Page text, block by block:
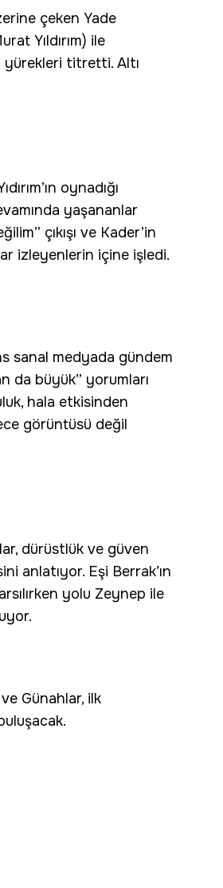
çeken Yade
Yıldırım) ile
yürekleri titretti. Altı
oynadığı
yaşananlar
çıkışı ve Kader’in
izleyenlerin içine işledi.
sanal medyada gündem
da büyük” yorumları
hala etkisinden
görüntüsü değil
dürüstlük ve güven
anlatıyor. Eşi Berrak’ın
yolu Zeynep ile
ve Günahlar, ilk